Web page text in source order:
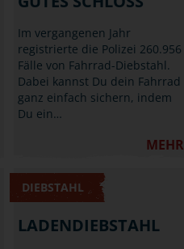
Im vergangenen Jahr
registrierte die Polizei 260.956
Fälle von Fahrrad-Diebstahl.
Dabei kannst Du dein Fahrrad
ganz einfach sichern, indem
Du ein…
MEHR
DIEBSTAHL
LADENDIEBSTAHL